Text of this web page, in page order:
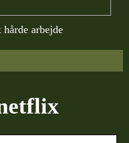
arbejde